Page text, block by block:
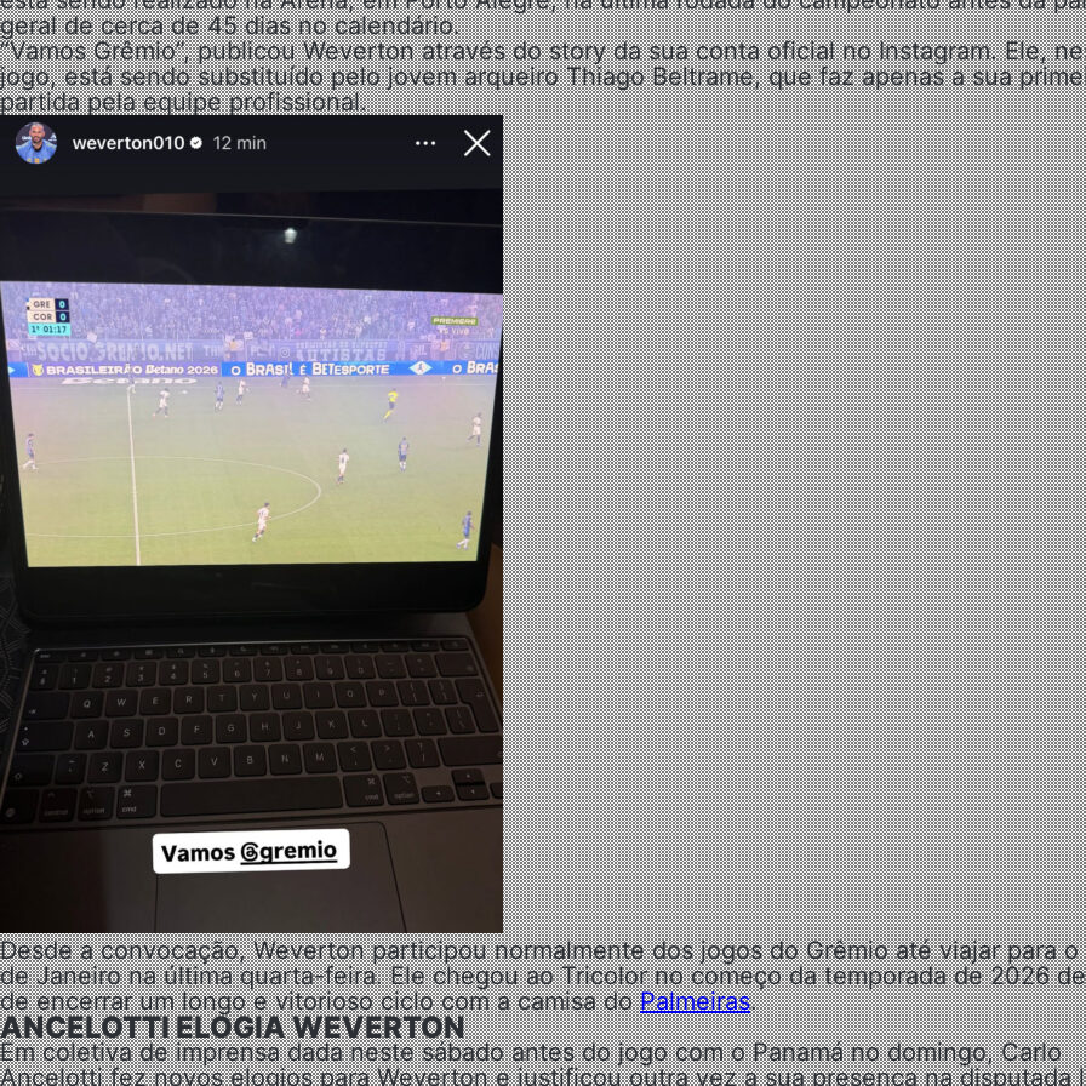
geral de cerca de 45 dias no calendário.
“Vamos Grêmio”, publicou Weverton através do story da sua conta oficial no Instagram. Ele,
jogo, está sendo substituído pelo jovem arqueiro Thiago Beltrame, que faz apenas a sua
partida pela equipe profissional.
Desde a convocação, Weverton participou normalmente dos jogos do Grêmio até viajar para o
de Janeiro na última quarta-feira. Ele chegou ao Tricolor no começo da temporada de 2026
de encerrar um longo e vitorioso ciclo com a camisa doPalmeiras.
ANCELOTTI ELOGIA WEVERTON
Em coletiva de imprensa dada neste sábado antes do jogo com o Panamá no domingo, Carlo
Ancelotti fez novos elogios para Weverton e justificou outra vez a sua presença na disputada